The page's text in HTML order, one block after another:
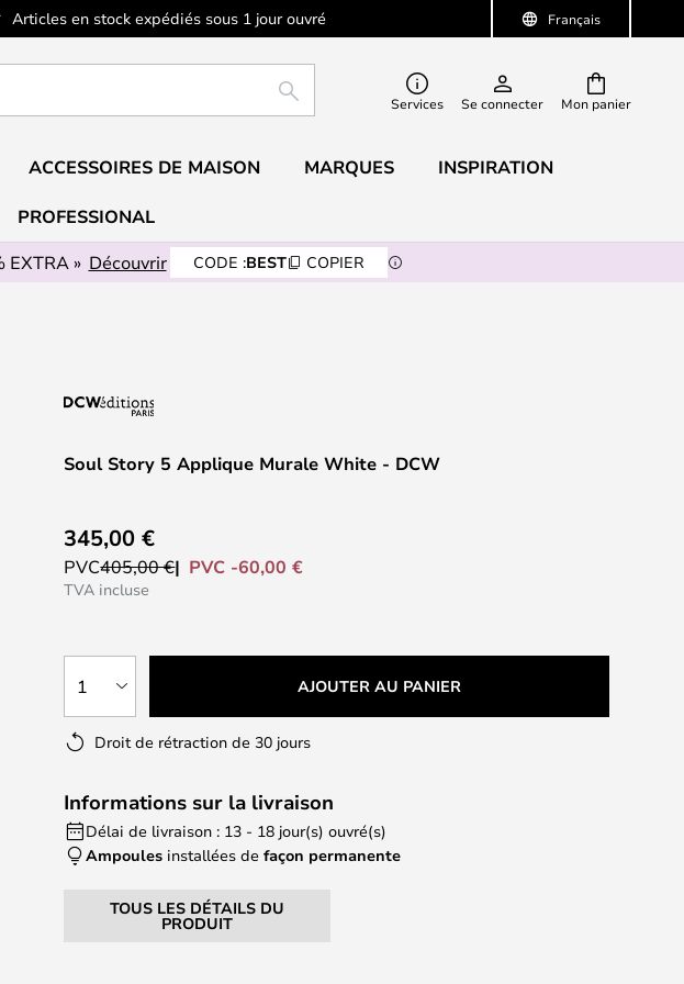
Français
Articles en stock expédiés sous 1 jour ouvré
Mon panier
RECHERCHERServices Se connecter
ACCESSOIRES DE MAISON MARQUES INSPIRATION
PROFESSIONAL
» Découvrir CODE :BEST COPIER
Soul Story 5 Applique Murale White - DCW
345,00 €
PVC405,00 € PVC -60,00 €
TVA incluse
1 AJOUTER AU PANIER
Droit de rétraction de 30 jours
Informations sur la livraison
Délai de livraison : 13 - 18 jour(s) ouvré(s)
Ampoules installées defaçon permanente
TOUS LES DÉTAILS DU
PRODUIT